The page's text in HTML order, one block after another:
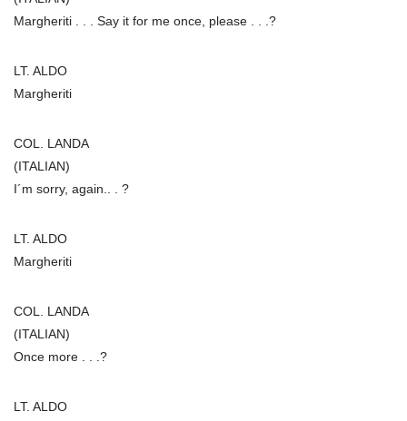
Margheriti . . . Say it for me once, please . . .?
LT. ALDO
Margheriti
COL. LANDA
(ITALIAN)
I´m sorry, again.. . ?
LT. ALDO
Margheriti
COL. LANDA
(ITALIAN)
Once more . . .?
LT. ALDO